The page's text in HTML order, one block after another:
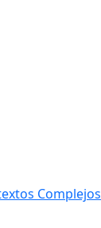
Complejos